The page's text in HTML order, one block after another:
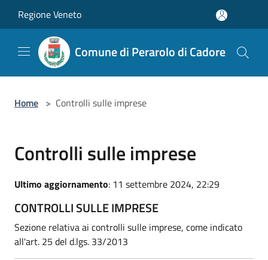
Regione Veneto
Comune di Perarolo di Cadore
Home > Controlli sulle imprese
Controlli sulle imprese
Ultimo aggiornamento: 11 settembre 2024, 22:29
CONTROLLI SULLE IMPRESE
Sezione relativa ai controlli sulle imprese, come indicato
all'art. 25 del d.lgs. 33/2013